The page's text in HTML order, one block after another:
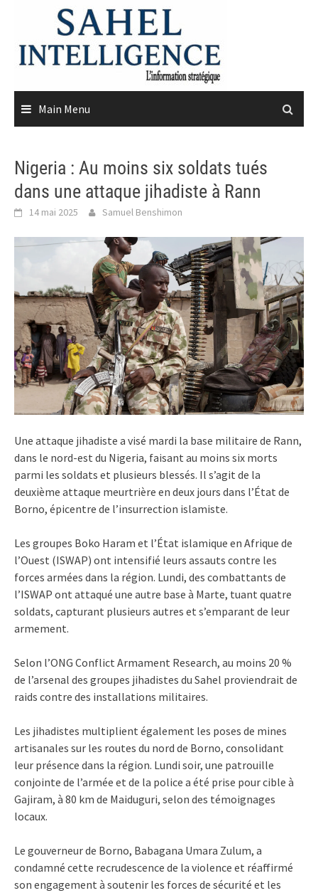
content
Main Menu
Nigeria : Au moins six soldats tués
dans une attaque jihadiste à Rann
14 mai 2025 Samuel Benshimon
Une attaque jihadiste a visé mardi la base militaire de Rann,
dans le nord-est du Nigeria, faisant au moins six morts
parmi les soldats et plusieurs blessés. Il s’agit de la
deuxième attaque meurtrière en deux jours dans l’État de
Borno, épicentre de l’insurrection islamiste.
Les groupes Boko Haram et l’État islamique en Afrique de
l’Ouest (ISWAP) ont intensifié leurs assauts contre les
forces armées dans la région. Lundi, des combattants de
l’ISWAP ont attaqué une autre base à Marte, tuant quatre
soldats, capturant plusieurs autres et s’emparant de leur
armement.
Selon l’ONG Conflict Armament Research, au moins 20 %
de l’arsenal des groupes jihadistes du Sahel proviendrait de
raids contre des installations militaires.
Les jihadistes multiplient également les poses de mines
artisanales sur les routes du nord de Borno, consolidant
leur présence dans la région. Lundi soir, une patrouille
conjointe de l’armée et de la police a été prise pour cible à
Gajiram, à 80 km de Maiduguri, selon des témoignages
locaux.
Le gouverneur de Borno, Babagana Umara Zulum, a
condamné cette recrudescence de la violence et réaffirmé
son engagement à soutenir les forces de sécurité et les